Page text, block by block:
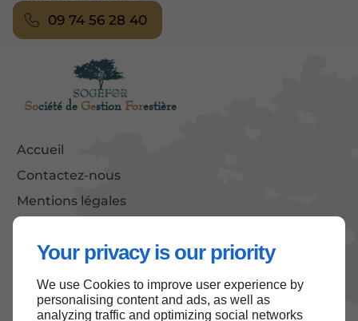
Your privacy is our priority
We use Cookies to improve user experience by
personalising content and ads, as well as
analyzing traffic and optimizing social networks
Société de Gestion Forestière
Accueil
Contactez-nous
Mentions légales
09 74 56 28 40
Haut de page